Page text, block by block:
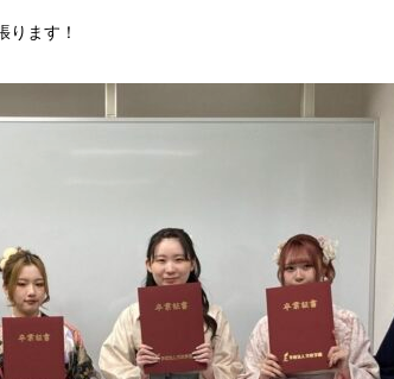
ります！